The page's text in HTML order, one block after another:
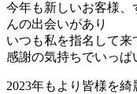
今年も新しいお客様、
んの出会いがあり
いつも私を指名して
感謝の気持ちでいっぱ
2023年もより皆様を